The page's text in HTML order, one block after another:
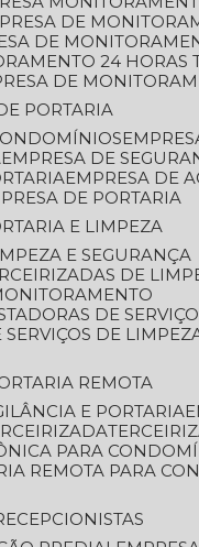
DE
DE
24 HORAS
DE
PORTARIA
EMPRESA DE
EMPRESA DE
DE PORTARIA
E LIMPEZA
E SEGURANÇA
DE
DE
SERVIÇOS DE
REMOTA
E PORTARIA
PARA
REMOTA PARA